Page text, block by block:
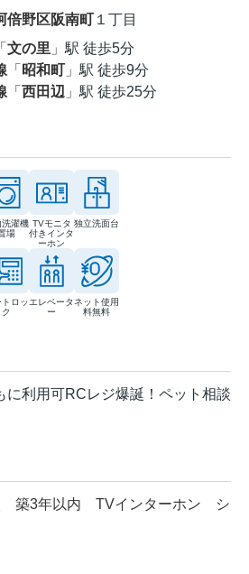
倍野区阪南町 １丁目
「 文の里 」駅 徒歩5分
「 昭和町 」駅 徒歩9分
「 西田辺 」駅 徒歩25分
洗濯機
場
TVモニタ
付きインタ
ーホン
独立洗面台
トロッ
ク
エレベータ
ー
ネット使用
料無料
に利用可RCレジ爆誕！ペット相談
築3年以内 TVインターホン
シ